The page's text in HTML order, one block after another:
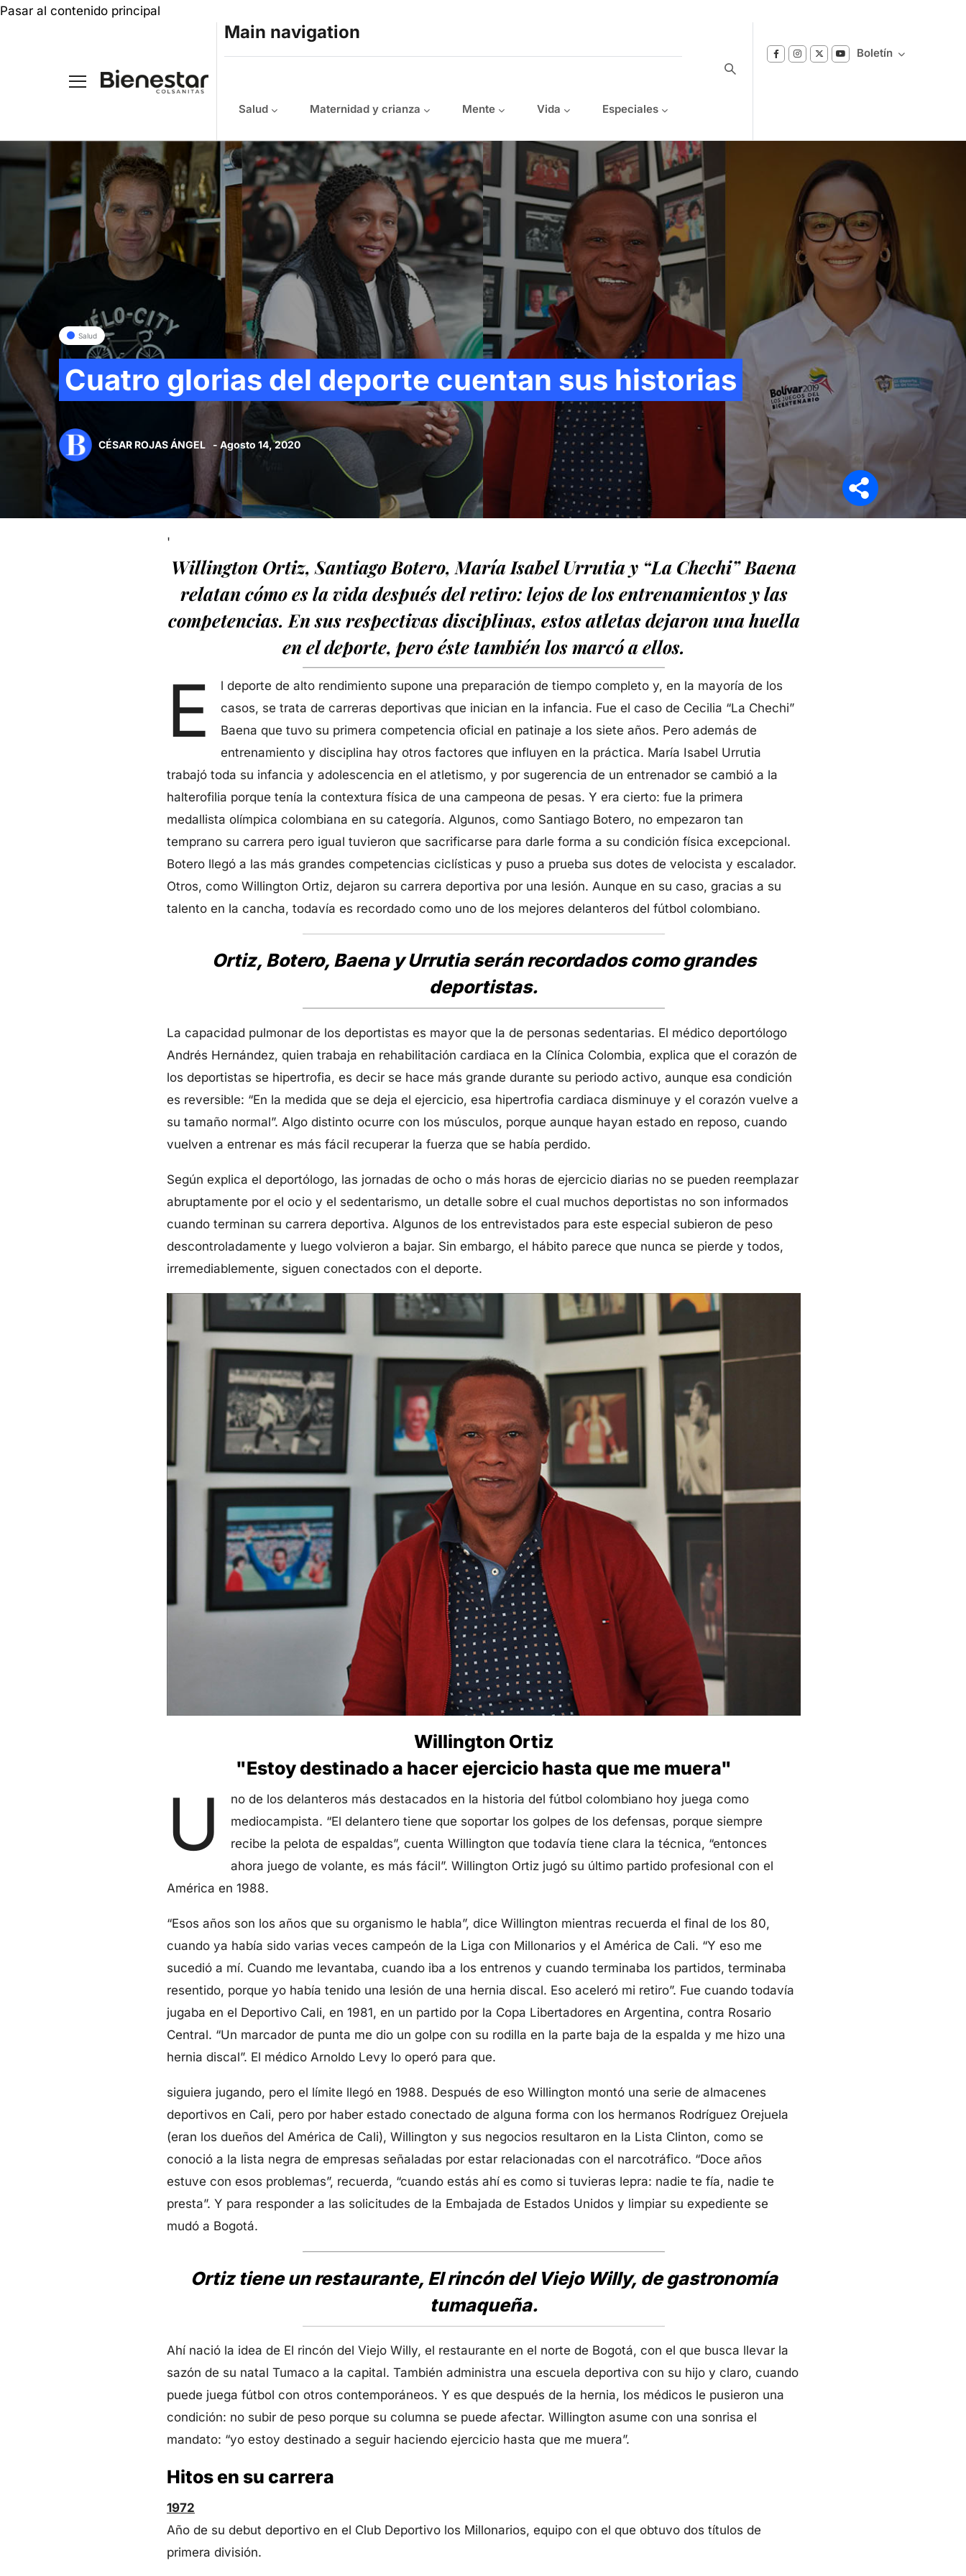
Pasar al contenido principal
Main navigation
Salud Maternidad y crianza Mente Vida Especiales
Boletín
Suscríbase a nuestro boletín
Reciba notificaciones sobre los temas de
Bienestar que le interesan.
Síganos en
Salud
Cuatro glorias del deporte cuentan sus historias
CÉSAR ROJAS ÁNGEL - Agosto 14, 2020
'
Willington Ortiz, Santiago Botero, María Isabel Urrutia y “La Chechi” Baena
relatan cómo es la vida después del retiro: lejos de los entrenamientos y las
competencias. En sus respectivas disciplinas, estos atletas dejaron una huella
en el deporte, pero éste también los marcó a ellos.
E
l deporte de alto rendimiento supone una preparación de tiempo completo y, en la mayoría de los
casos, se trata de carreras deportivas que inician en la infancia. Fue el caso de Cecilia “La Chechi”
Baena que tuvo su primera competencia oficial en patinaje a los siete años. Pero además de
entrenamiento y disciplina hay otros factores que influyen en la práctica. María Isabel Urrutia
trabajó toda su infancia y adolescencia en el atletismo, y por sugerencia de un entrenador se cambió a la
halterofilia porque tenía la contextura física de una campeona de pesas. Y era cierto: fue la primera
medallista olímpica colombiana en su categoría. Algunos, como Santiago Botero, no empezaron tan
temprano su carrera pero igual tuvieron que sacrificarse para darle forma a su condición física excepcional.
Botero llegó a las más grandes competencias ciclísticas y puso a prueba sus dotes de velocista y escalador.
Otros, como Willington Ortiz, dejaron su carrera deportiva por una lesión. Aunque en su caso, gracias a su
talento en la cancha, todavía es recordado como uno de los mejores delanteros del fútbol colombiano.
Ortiz, Botero, Baena y Urrutia serán recordados como grandes
deportistas.
La capacidad pulmonar de los deportistas es mayor que la de personas sedentarias. El médico deportólogo
Andrés Hernández, quien trabaja en rehabilitación cardiaca en la Clínica Colombia, explica que el corazón de
los deportistas se hipertrofia, es decir se hace más grande durante su periodo activo, aunque esa condición
es reversible: “En la medida que se deja el ejercicio, esa hipertrofia cardiaca disminuye y el corazón vuelve a
su tamaño normal”. Algo distinto ocurre con los músculos, porque aunque hayan estado en reposo, cuando
vuelven a entrenar es más fácil recuperar la fuerza que se había perdido.
Según explica el deportólogo, las jornadas de ocho o más horas de ejercicio diarias no se pueden reemplazar
abruptamente por el ocio y el sedentarismo, un detalle sobre el cual muchos deportistas no son informados
cuando terminan su carrera deportiva. Algunos de los entrevistados para este especial subieron de peso
descontroladamente y luego volvieron a bajar. Sin embargo, el hábito parece que nunca se pierde y todos,
irremediablemente, siguen conectados con el deporte.
Willington Ortiz
"Estoy destinado a hacer ejercicio hasta que me muera"
U
no de los delanteros más destacados en la historia del fútbol colombiano hoy juega como
mediocampista. “El delantero tiene que soportar los golpes de los defensas, porque siempre
recibe la pelota de espaldas”, cuenta Willington que todavía tiene clara la técnica, “entonces
ahora juego de volante, es más fácil”. Willington Ortiz jugó su último partido profesional con el
América en 1988.
“Esos años son los años que su organismo le habla”, dice Willington mientras recuerda el final de los 80,
cuando ya había sido varias veces campeón de la Liga con Millonarios y el América de Cali. “Y eso me
sucedió a mí. Cuando me levantaba, cuando iba a los entrenos y cuando terminaba los partidos, terminaba
resentido, porque yo había tenido una lesión de una hernia discal. Eso aceleró mi retiro”. Fue cuando todavía
jugaba en el Deportivo Cali, en 1981, en un partido por la Copa Libertadores en Argentina, contra Rosario
Central. “Un marcador de punta me dio un golpe con su rodilla en la parte baja de la espalda y me hizo una
hernia discal”. El médico Arnoldo Levy lo operó para que.
siguiera jugando, pero el límite llegó en 1988. Después de eso Willington montó una serie de almacenes
deportivos en Cali, pero por haber estado conectado de alguna forma con los hermanos Rodríguez Orejuela
(eran los dueños del América de Cali), Willington y sus negocios resultaron en la Lista Clinton, como se
conoció a la lista negra de empresas señaladas por estar relacionadas con el narcotráfico. “Doce años
estuve con esos problemas”, recuerda, “cuando estás ahí es como si tuvieras lepra: nadie te fía, nadie te
presta”. Y para responder a las solicitudes de la Embajada de Estados Unidos y limpiar su expediente se
mudó a Bogotá.
Ortiz tiene un restaurante, El rincón del Viejo Willy, de gastronomía
tumaqueña.
Ahí nació la idea de El rincón del Viejo Willy, el restaurante en el norte de Bogotá, con el que busca llevar la
sazón de su natal Tumaco a la capital. También administra una escuela deportiva con su hijo y claro, cuando
puede juega fútbol con otros contemporáneos. Y es que después de la hernia, los médicos le pusieron una
condición: no subir de peso porque su columna se puede afectar. Willington asume con una sonrisa el
mandato: “yo estoy destinado a seguir haciendo ejercicio hasta que me muera”.
Hitos en su carrera
1972
Año de su debut deportivo en el Club Deportivo los Millonarios, equipo con el que obtuvo dos títulos de
primera división.